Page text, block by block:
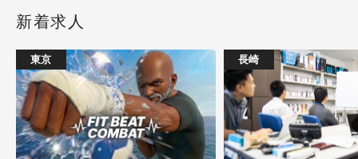
新着求人
東京 長崎